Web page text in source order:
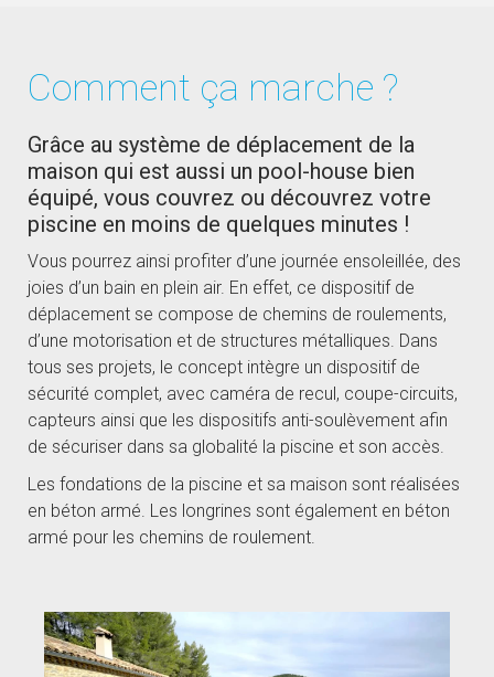
Comment ça marche ?
Grâce au système de déplacement de la
maison qui est aussi un pool-house bien
équipé, vous couvrez ou découvrez votre
piscine en moins de quelques minutes !
Vous pourrez ainsi profiter d’une journée ensoleillée, des
joies d’un bain en plein air. En effet, ce dispositif de
déplacement se compose de chemins de roulements,
d’une motorisation et de structures métalliques. Dans
tous ses projets, le concept intègre un dispositif de
sécurité complet, avec caméra de recul, coupe-circuits,
capteurs ainsi que les dispositifs anti-soulèvement afin
de sécuriser dans sa globalité la piscine et son accès.
Les fondations de la piscine et sa maison sont réalisées
en béton armé. Les longrines sont également en béton
armé pour les chemins de roulement.